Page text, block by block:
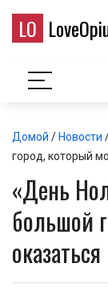
LO
Домой / Новости
город, который
«День
большой